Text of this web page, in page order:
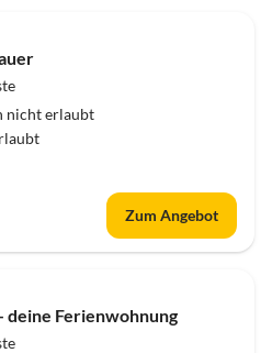
nicht erlaubt
Zum Angebot
Ferienwohnung